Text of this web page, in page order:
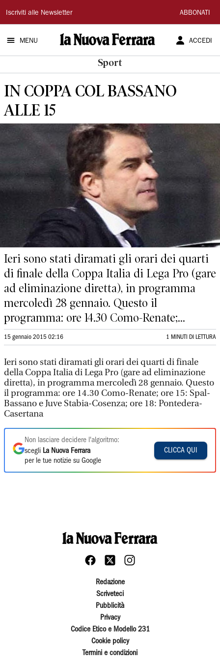
La
Nuova
Ferrara
Iscriviti alle Newsletter ABBONATI
MENU ACCEDI
Sport
IN COPPA COL BASSANO
ALLE 15
Ieri sono stati diramati gli orari dei quarti
di finale della Coppa Italia di Lega Pro (gare
ad eliminazione diretta), in programma
mercoledì 28 gennaio. Questo il
programma: ore 14.30 Como-Renate;...
15 gennaio 2015 02:16 1 MINUTI DI LETTURA
Ieri sono stati diramati gli orari dei quarti di finale
della Coppa Italia di Lega Pro (gare ad eliminazione
diretta), in programma mercoledì 28 gennaio. Questo
il programma: ore 14.30 Como-Renate; ore 15: Spal-
Bassano e Juve Stabia-Cosenza; ore 18: Pontedera-
Casertana
Non lasciare decidere l'algoritmo:
scegli La Nuova Ferrara
per le tue notizie su Google
CLICCA QUI
Redazione
Scriveteci
Pubblicità
Privacy
Codice Etico e Modello 231
Cookie policy
Termini e condizioni